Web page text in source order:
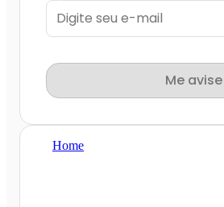
Me avise
Home